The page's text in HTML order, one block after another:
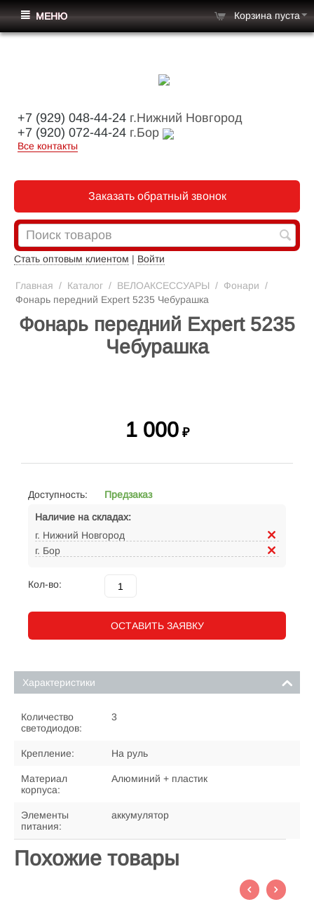
+7 (929) 048-44-24 г.Нижний Новгород
+7 (920) 072-44-24 г.Бор
Все контакты
Заказать обратный звонок
Стать оптовым клиентом | Войти
МЕНЮ Корзина пуста
Главная / Каталог / ВЕЛОАКСЕССУАРЫ / Фонари /
Фонарь передний Expert 5235 Чебурашка
Фонарь передний Expert 5235
Чебурашка
1 000 ₽
Доступность:
Предзаказ
Наличие на складах:
г. Нижний Новгород
г. Бор
Кол-во:
ОСТАВИТЬ ЗАЯВКУ
Характеристики
Количество
светодиодов:
3
Крепление: На руль
Материал
корпуса:
Алюминий + пластик
Элементы
питания:
аккумулятор
Похожие товары